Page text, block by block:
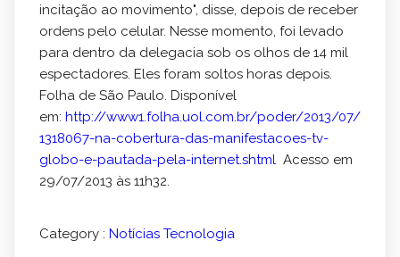
incitação ao movimento", disse, depois de receber
ordens pelo celular. Nesse momento, foi levado
para dentro da delegacia sob os olhos de 14 mil
espectadores. Eles foram soltos horas depois.
Folha de São Paulo. Disponível
em: http://www1.folha.uol.com.br/poder/2013/07/
1318067-na-cobertura-das-manifestacoes-tv-
globo-e-pautada-pela-internet.shtmlAcesso em
29/07/2013 às 11h32.
Category : Notícias Tecnologia